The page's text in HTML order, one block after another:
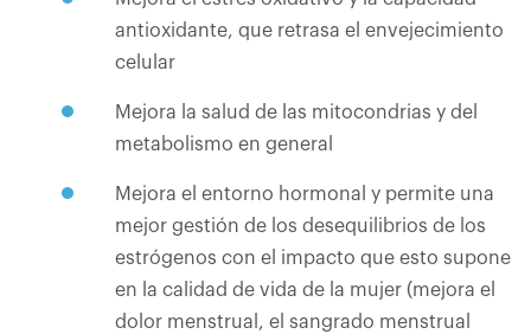
antioxidante, que retrasa el envejecimiento
celular
Mejora la salud de las mitocondrias y del
metabolismo en general
Mejora el entorno hormonal y permite una
mejor gestión de los desequilibrios de los
estrógenos con el impacto que esto supone
en la calidad de vida de la mujer (mejora el
dolor menstrual, el sangrado menstrual